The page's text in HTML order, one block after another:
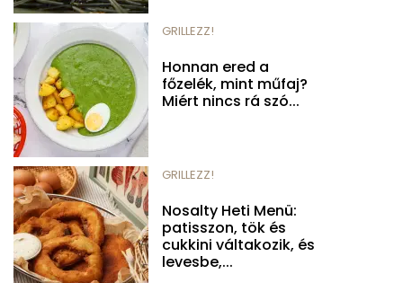
GRILLEZZ!
Honnan ered a
főzelék, mint műfaj?
Miért nincs rá szó...
GRILLEZZ!
Nosalty Heti Menü:
patisszon, tök és
cukkini váltakozik, és
levesbe,...